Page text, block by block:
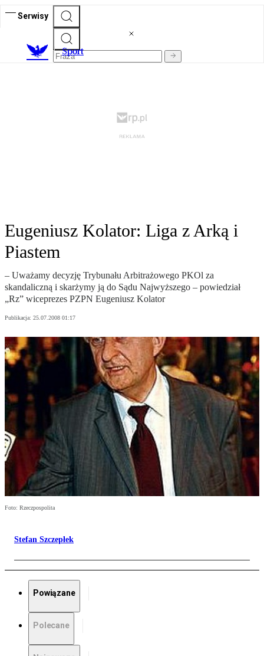
Serwisy
Sport
Eugeniusz Kolator: Liga z Arką i
Piastem
– Uważamy decyzję Trybunału Arbitrażowego PKOl za
skandaliczną i skarżymy ją do Sądu Najwyższego – powiedział
„Rz” wiceprezes PZPN Eugeniusz Kolator
Publikacja: 25.07.2008 01:17
Foto: Rzeczpospolita
Stefan Szczepłek
Powiązane
Polecane